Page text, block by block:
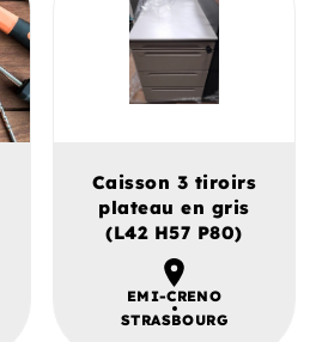
Caisson 3 tiroirs
plateau en gris
(L42 H57 P80)
EMI-CRENO
STRASBOURG